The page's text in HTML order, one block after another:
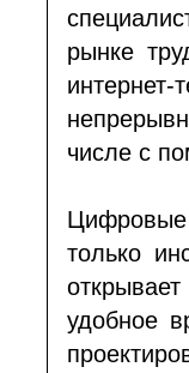
рынке
числе с
только
удобное